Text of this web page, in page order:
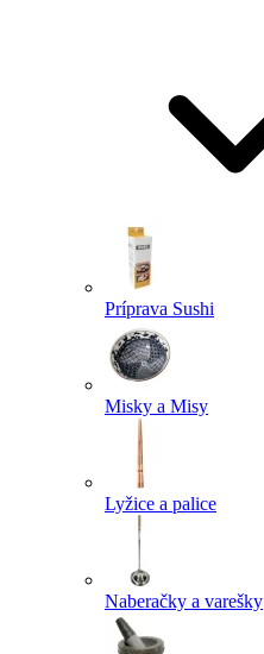
Príprava Sushi
Misky a Misy
Lyžice a palice
Naberačky a varešky